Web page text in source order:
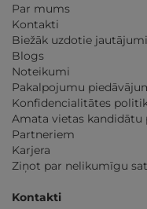
Par mums
Kontakti
Biežāk uzdotie jautājumi
Blogs
Noteikumi
Pakalpojumu
Konfidencialitātes
Amata vietas kandidātu
Partneriem
Karjera
Ziņot par nelikumīgu
Kontakti